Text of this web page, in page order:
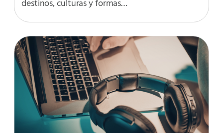
destinos, culturas y formas…